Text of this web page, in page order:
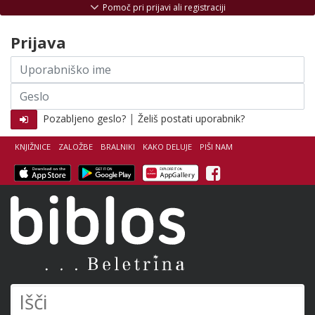
KNJIŽNICE ZALOŽBE BRALNIKI KAKO DELUJE PIŠI NAM
Facebook
Pomoč pri prijavi ali registraciji
Prijava
Uporabniško
ime
Geslo
Pozabljeno geslo? | Želiš postati uporabnik?